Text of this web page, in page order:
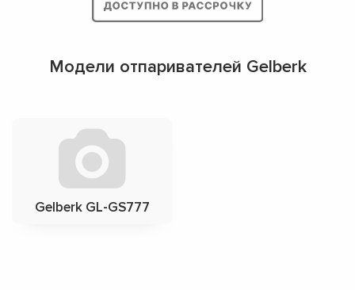
Модели отпаривателей Gelberk
Gelberk GL-GS777